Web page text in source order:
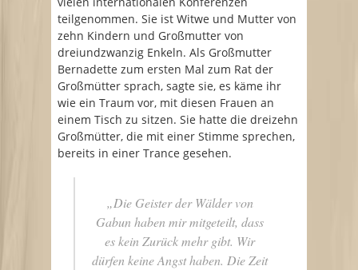
teilgenommen. Sie ist Witwe und Mutter von
zehn Kindern und Großmutter von
dreiundzwanzig Enkeln. Als Großmutter
Bernadette zum ersten Mal zum Rat der
Großmütter sprach, sagte sie, es käme ihr
wie ein Traum vor, mit diesen Frauen an
einem Tisch zu sitzen. Sie hatte die dreizehn
Großmütter, die mit einer Stimme sprechen,
bereits in einer Trance gesehen.
„Die Geister der Wälder von
Gabun haben mir mitgeteilt, dass
es kein Zurück mehr gibt. Wir
dürfen keine Angst haben. Die Zeit